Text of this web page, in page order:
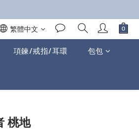
繁體中文
項鍊/戒指/耳環 包包
桃地